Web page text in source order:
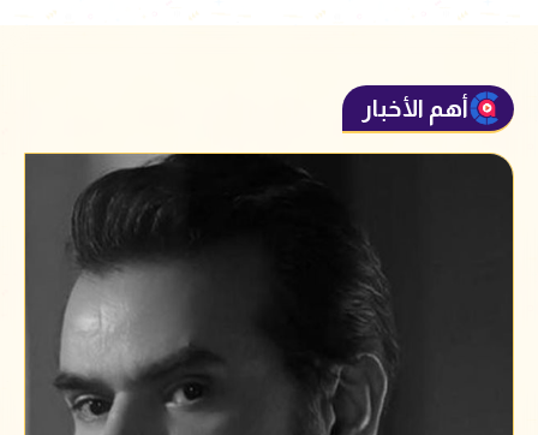
أهم الأخبار